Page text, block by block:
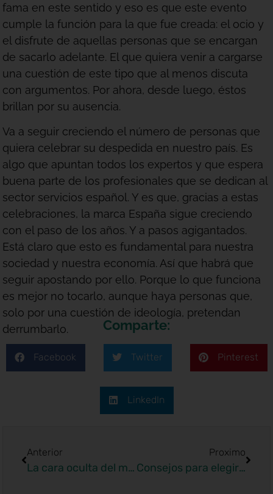
fama en este sentido y eso es que este evento
cumple la función para la que fue creada: el ocio y
el disfrute de aquellas personas que se encargan
de sacarlo adelante. El que quiera venir a cargarse
una cuestión de este tipo que al menos discuta
con argumentos. Por ahora, desde luego, éstos
brillan por su ausencia.
Va a seguir creciendo el número de personas que
quiera celebrar su despedida en nuestro país. Es
algo que apuntan todos los expertos y que espera
buena parte de los profesionales que se dedican al
sector servicios español. Y es que, gracias a estas
celebraciones, la marca España sigue creciendo
con el paso de los años. Y a pasos agigantados.
Está claro que esto es fundamental para nuestra
sociedad y nuestra economía. Así que habrá que
seguir apostando por ello. Porque lo que funciona
es mejor no tocarlo, aunque haya personas que,
solo por una cuestión de ideología, pretendan
derrumbarlo.
Comparte:
Facebook Twitter Pinterest
LinkedIn
Anterior
La cara oculta del maltrato psicológico
Proximo
Consejos para elegir la inmobilaria más adecuada